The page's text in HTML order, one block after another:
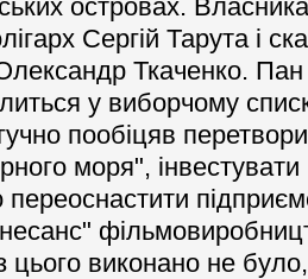
островах.
Сергій Тарута і
Ткаченко.
у виборчому
пообіцяв
моря",
переоснастити
цього виконано не було,